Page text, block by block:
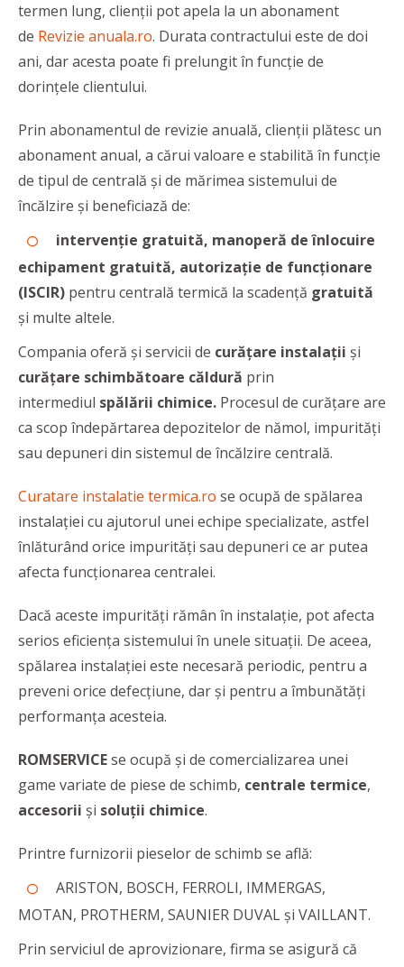
termen lung, clienții pot apela la un abonament
de Revizie anuala.ro. Durata contractului este de doi
ani, dar acesta poate fi prelungit în funcție de
dorințele clientului.
Prin abonamentul de revizie anuală, clienții plătesc un
abonament anual, a cărui valoare e stabilită în funcție
de tipul de centrală și de mărimea sistemului de
încălzire și beneficiază de:
intervenție gratuită, manoperă de înlocuire
echipament gratuită, autorizație de funcționare
(ISCIR) pentru centrală termică la scadență gratuită
și multe altele.
Compania oferă și servicii de curățare instalații și
curățare schimbătoare căldură prin
intermediul spălării chimice. Procesul de curățare are
ca scop îndepărtarea depozitelor de nămol, impurități
sau depuneri din sistemul de încălzire centrală.
Curatare instalatie termica.ro se ocupă de spălarea
instalației cu ajutorul unei echipe specializate, astfel
înlăturând orice impurități sau depuneri ce ar putea
afecta funcționarea centralei.
Dacă aceste impurități rămân în instalație, pot afecta
serios eficiența sistemului în unele situații. De aceea,
spălarea instalației este necesară periodic, pentru a
preveni orice defecțiune, dar și pentru a îmbunătăți
performanța acesteia.
ROMSERVICEse ocupă și de comercializarea unei
game variate de piese de schimb, centrale termice,
accesorii și soluții chimice.
Printre furnizorii pieselor de schimb se află:
ARISTON, BOSCH, FERROLI, IMMERGAS,
MOTAN, PROTHERM, SAUNIER DUVAL și VAILLANT.
Prin serviciul de aprovizionare, firma se asigură că